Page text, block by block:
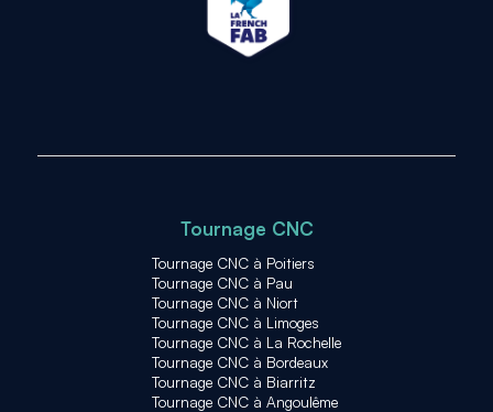
Tournage CNC
Tournage CNC à Poitiers
Tournage CNC à Pau
Tournage CNC à Niort
Tournage CNC à Limoges
Tournage CNC à La Rochelle
Tournage CNC à Bordeaux
Tournage CNC à Biarritz
Tournage CNC à Angoulême